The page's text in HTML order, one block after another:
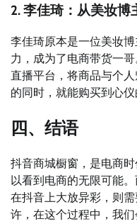
2. 李佳琦：从美妆
李佳琦原本是一位美妆
力，成为了电商带货一
直播平台，将商品与个
的同时，就能购买到心仪
四、结语
抖音商城橱窗，是电商
以看到电商的无限可能
在抖音上大放异彩，则
许，在这个过程中，我